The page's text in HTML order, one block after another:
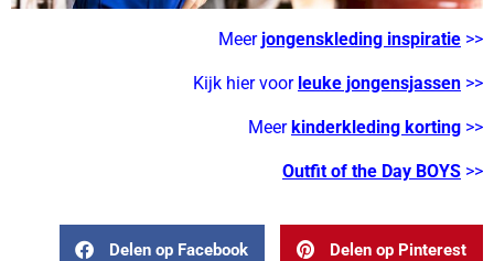
Meer jongenskleding inspiratie >>
Kijk hier voor leuke jongensjassen >>
Meer kinderkleding korting >>
Outfit of the Day BOYS >>
Delen op Facebook Delen op Pinterest